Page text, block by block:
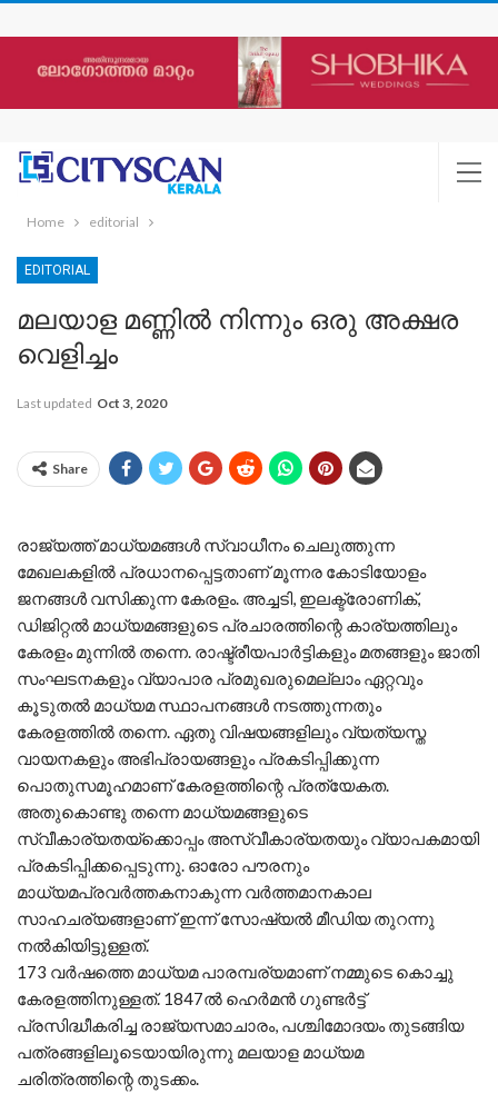
Home editorial
EDITORIAL
മലയാള മണ്ണിൽ നിന്നും ഒരു അക്ഷര
വെളിച്ചം
Last updated Oct 3, 2020
Share
രാജ്യത്ത് മാധ്യമങ്ങള്‍ സ്വാധീനം ചെലുത്തുന്ന
മേഖലകളില്‍ പ്രധാനപ്പെട്ടതാണ് മൂന്നര കോടിയോളം
ജനങ്ങള്‍ വസിക്കുന്ന കേരളം. അച്ചടി, ഇലക്ട്രോണിക്,
ഡിജിറ്റല്‍ മാധ്യമങ്ങളുടെ പ്രചാരത്തിന്റെ കാര്യത്തിലും
കേരളം മുന്നില്‍ തന്നെ. രാഷ്ട്രീയപാര്‍ട്ടികളും മതങ്ങളും ജാതി
സംഘടനകളും വ്യാപാര പ്രമുഖരുമെല്ലാം ഏറ്റവും
കൂടുതല്‍ മാധ്യമ സ്ഥാപനങ്ങള്‍ നടത്തുന്നതും
കേരളത്തില്‍ തന്നെ. ഏതു വിഷയങ്ങളിലും വ്യത്യസ്ത
വായനകളും അഭിപ്രായങ്ങളും പ്രകടിപ്പിക്കുന്ന
പൊതുസമൂഹമാണ് കേരളത്തിന്റെ പ്രത്യേകത.
അതുകൊണ്ടു തന്നെ മാധ്യമങ്ങളുടെ
സ്വീകാര്യതയ്‌ക്കൊപ്പം അസ്വീകാര്യതയും വ്യാപകമായി
പ്രകടിപ്പിക്കപ്പെടുന്നു. ഓരോ പൗരനും
മാധ്യമപ്രവര്‍ത്തകനാകുന്ന വര്‍ത്തമാനകാല
സാഹചര്യങ്ങളാണ് ഇന്ന് സോഷ്യല്‍ മീഡിയ തുറന്നു
നല്‍കിയിട്ടുള്ളത്.
173 വര്‍ഷത്തെ മാധ്യമ പാരമ്പര്യമാണ് നമ്മുടെ കൊച്ചു
കേരളത്തിനുള്ളത്. 1847ല്‍ ഹെര്‍മന്‍ ഗുണ്ടര്‍ട്ട്
പ്രസിദ്ധീകരിച്ച രാജ്യസമാചാരം, പശ്ചിമോദയം തുടങ്ങിയ
പത്രങ്ങളിലൂടെയായിരുന്നു മലയാള മാധ്യമ
ചരിത്രത്തിന്റെ തുടക്കം.